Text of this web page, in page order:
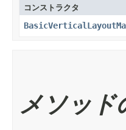
コンストラクタ
メソッド